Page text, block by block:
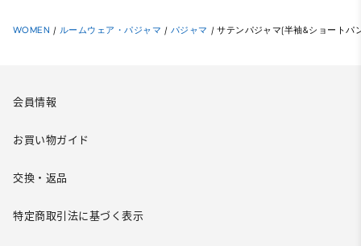
WOMEN / ルームウェア・パジャマ / パジャマ / サテンパジャマ(半袖&ショートパ
会員情報
お買い物ガイド
交換・返品
特定商取引法に基づく表示